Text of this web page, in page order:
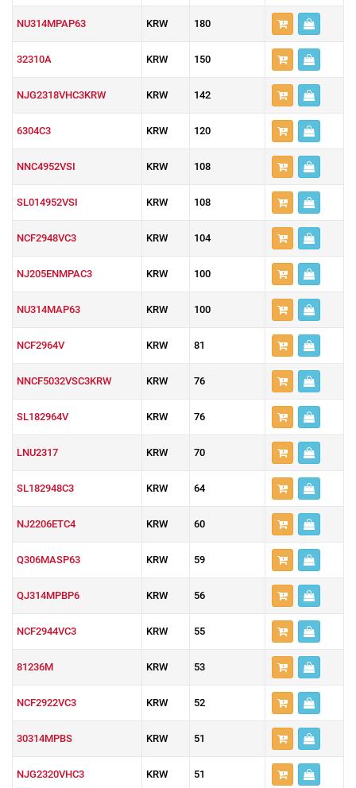
NU314MPAP63 KRW 180
32310A KRW 150
NJG2318VHC3KRW KRW 142
6304C3 KRW 120
NNC4952VSI KRW 108
SL014952VSI KRW 108
NCF2948VC3 KRW 104
NJ205ENMPAC3 KRW 100
NU314MAP63 KRW 100
NCF2964V KRW 81
NNCF5032VSC3KRW KRW 76
SL182964V KRW 76
LNU2317 KRW 70
SL182948C3 KRW 64
NJ2206ETC4 KRW 60
Q306MASP63 KRW 59
QJ314MPBP6 KRW 56
NCF2944VC3 KRW 55
81236M KRW 53
NCF2922VC3 KRW 52
30314MPBS KRW 51
NJG2320VHC3 KRW 51